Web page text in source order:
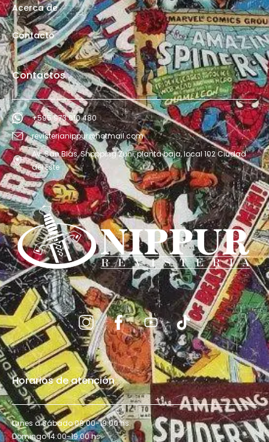
Acerca de
Contacto
Contactos
+595 973 610 480
revisterianippur@hotmail.com
Av. San Blás, Shopping Zuni, planta baja, local 102 Ciudad
del Este
Horarios de atención
Lunes a Sábado 09:00-19:00 hs.
Domingo 14:00-19:00 hs.